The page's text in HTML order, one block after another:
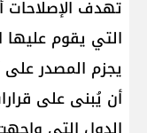
تهدف الإصلاحات
التي يقوم عليها
يجزم المصدر
أن يُبنى على